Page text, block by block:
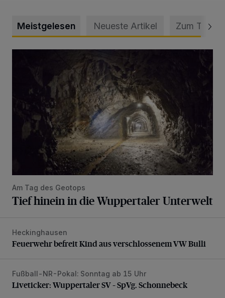
Meistgelesen Neueste Artikel Zum Thema
Am Tag des Geotops
Tief hinein in die Wuppertaler Unterwelt
Feuerwehr befreit Kind aus verschlossenem VW Bulli
Heckinghausen
Feuerwehr befreit Kind aus verschlossenem VW Bulli
Liveticker: Wuppertaler SV – SpVg. Schonnebeck
Fußball-NR-Pokal: Sonntag ab 15 Uhr
Liveticker: Wuppertaler SV – SpVg. Schonnebeck